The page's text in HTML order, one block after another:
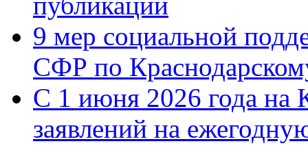
9 мер социальной
СФР по
С 1 июня 2026 года на
заявлений на